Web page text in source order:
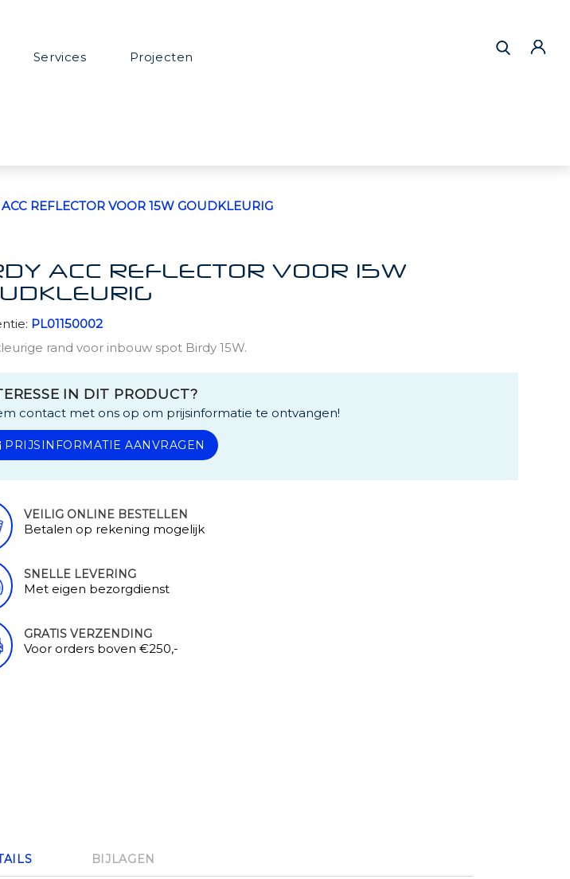
Services Projecten
REFLECTOR VOOR 15W GOUDKLEURIG
ACC REFLECTOR VOOR 15W
PL01150002
rand voor inbouw spot Birdy 15W.
IN DIT PRODUCT?
contact met ons op om prijsinformatie te ontvangen!
PRIJSINFORMATIE AANVRAGEN
VEILIG ONLINE BESTELLEN
Betalen op rekening mogelijk
SNELLE LEVERING
Met eigen bezorgdienst
GRATIS VERZENDING
Voor orders boven €250,-
BIJLAGEN